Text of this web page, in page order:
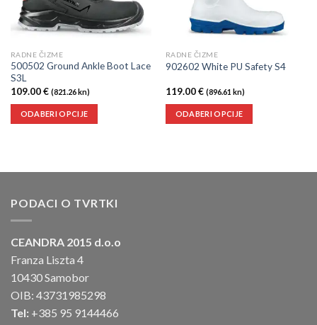
RADNE ČIZME
500502 Ground Ankle Boot Lace
S3L
109.00€ (821.26 kn)
ODABERI OPCIJE
RADNE ČIZME
902602 White PU Safety S4
119.00€ (896.61 kn)
ODABERI OPCIJE
PODACI O TVRTKI
CEANDRA 2015 d.o.o
Franza Liszta 4
10430 Samobor
OIB: 43731985298
Tel: +385 95 9144466